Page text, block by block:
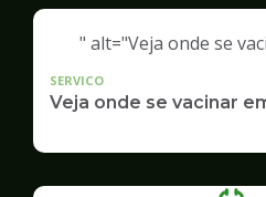
" alt="Veja onde se
SERVICO
Veja onde se vacinar